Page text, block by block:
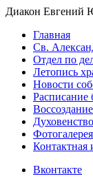
Диакон Евгений
Главная
Св.
Отдел по
Летопись
Новости
Расписание
Воссоздание
Духовенство
Фотогалерея
Контактная
Вконтакте